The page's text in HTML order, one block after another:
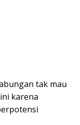
tak mau
karena